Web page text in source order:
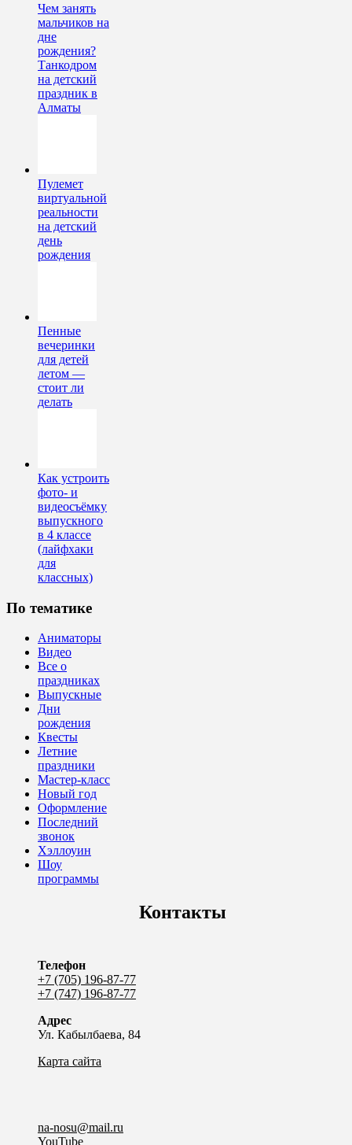
Чем занять
мальчиков на
дне
рождения?
Танкодром
на детский
праздник в
Алматы
Пулемет
виртуальной
реальности
на детский
день
рождения
Пенные
вечеринки
для детей
летом —
стоит ли
делать
Как устроить
фото- и
видеосъёмку
выпускного
в 4 классе
(лайфхаки
для
классных)
По тематике
Аниматоры
Видео
Все о
праздниках
Выпускные
Дни
рождения
Квесты
Летние
праздники
Мастер-класс
Новый год
Оформление
Последний
звонок
Хэллоуин
Шоу
программы
Контакты
Телефон
+7 (705) 196-87-77
+7 (747) 196-87-77
Адрес
Ул. Кабылбаева, 84
Карта сайта
na-nosu@mail.ru
YouTube